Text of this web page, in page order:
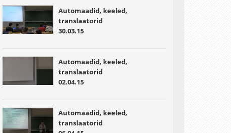
Automaadid, keeled,
translaatorid
30.03.15
Automaadid, keeled,
translaatorid
02.04.15
Automaadid, keeled,
translaatorid